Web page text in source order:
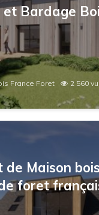
et Bardage
France Foret 2 560
de Maison bois
foret